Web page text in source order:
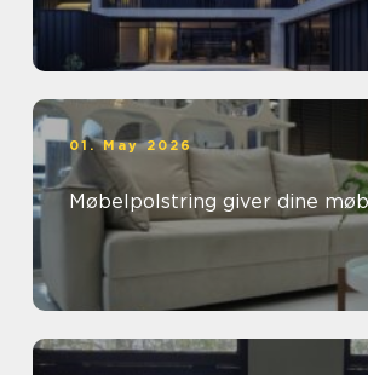
01. May 2026
Møbelpolstring giver dine